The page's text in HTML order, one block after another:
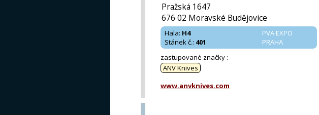
Pražská 1647
676 02 Moravské Budějovice
PVA EXPO
PRAHA
Hala: H4
Stánek č.: 401
zastupované značky :
ANV Knives
www.anvknives.com